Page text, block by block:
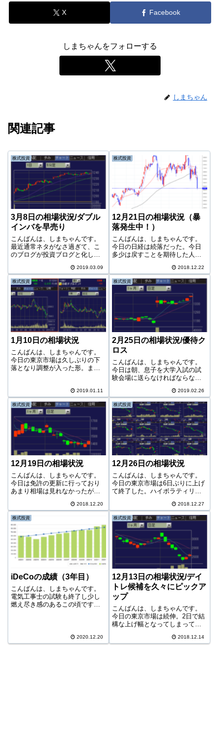
X Facebook
しまちゃんをフォローする
しまちゃん
関連記事
株式投資
3月8日の相場状況/ダブル
インバを早売り
こんばんは、しまちゃんです。
最近通常ネタがなさ過ぎて、こ
のブログが投資ブログと化しつ
神的行動で、一番大きなものは
相場なので、必然的にブログも
その内容になる。まあ単純に一
番頭の中を占める割合が大きい
ということ。しか...
2019.03.09
株式投資
12月21日の相場状況（暴
落発生中！）
こんばんは、しまちゃんです。
今日の日経は続落だった。今日
多少は戻すことを期待した人も
なかった。後場に入り多少はマ
イナスが緩和されたが、マイナ
スのまま終了となって3連休を迎
えることとなった。変に連休明
けが楽しみなチ...
2018.12.22
株式投資
1月10日の相場状況
こんばんは、しまちゃんです。
今日の東京市場は久しぶりの下
落となり調整が入った形。まだ5
移動平均線を試す動きが続くの
か、またはそこが抵抗になって
しまうのか。なかなか目が離せ
ない。まだも...
2019.01.11
株式投資
2月25日の相場状況/優待ク
ロス
こんばんは、しまちゃんです。
今日は朝、息子を大学入試の試
験会場に送らなければならない
なかったが、ふと思い立ち以前
からやってみたかった「優待ク
ロス」をしてみた。今日の相場
日経平均まだ上昇トレンドが終
わらない東京相場...
2019.02.26
株式投資
12月19日の相場状況
こんばんは、しまちゃんです。
今日は免許の更新に行っており
あまり相場は見れなかったが、
少し上がると思っていたが、あ
っけなく21,000円を割り込んで
しまった。次の節目は3月につけ
た安値の20,300円近辺（年
安）。...
2018.12.20
株式投資
12月26日の相場状況
こんばんは、しまちゃんです。
今日の東京市場は6日ぶりに上げ
て終了した。ハイボラティリテ
り下がったりジェットコースタ
ーのような相場だ。今日は大引
け間際に一気に値を上げて終了
したようだった。今日はこの位
置。しかし数か...
2018.12.27
株式投資
iDeCoの成績（3年目）
こんばんは、しまちゃんです。
電気工事士の試験も終了し少し
燃え尽き感のあるこの頃です
まだ迷っている次第です
が・・。電気工事士の時のよう
2020.12.20
株式投資
12月13日の相場状況/デイ
トレ候補を久々にピックア
ップ
こんばんは、しまちゃんです。
今日の東京市場は続伸。2日で結
構な上げ幅となってしまってい
22,400円付近で下落し、三尊天
2018.12.14